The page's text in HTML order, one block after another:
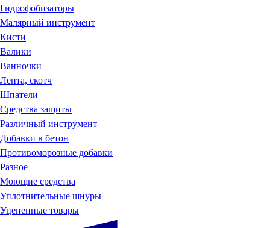
Гидрофобизаторы
Малярный инструмент
Кисти
Валики
Ванночки
Лента, скотч
Шпатели
Средства защиты
Различный инструмент
Добавки в бетон
Противоморозные добавки
Разное
Моющие средства
Уплотнительные шнуры
Уцененные товары